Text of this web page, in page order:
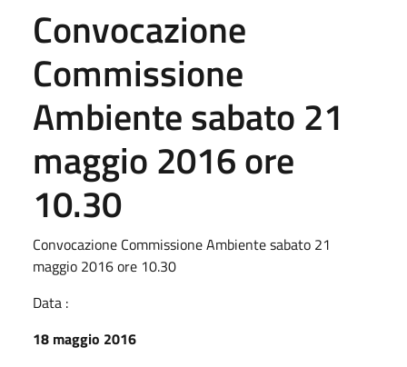
Convocazione
Commissione
Ambiente sabato 21
maggio 2016 ore
10.30
Convocazione Commissione Ambiente sabato 21
maggio 2016 ore 10.30
Data :
18 maggio 2016